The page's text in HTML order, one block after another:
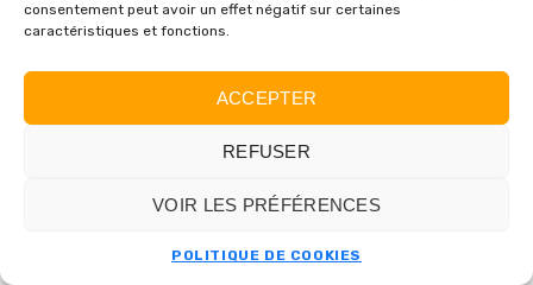
consentement peut avoir un effet négatif sur certaines
caractéristiques et fonctions.
ACCEPTER
REFUSER
VOIR LES PRÉFÉRENCES
POLITIQUE DE COOKIES